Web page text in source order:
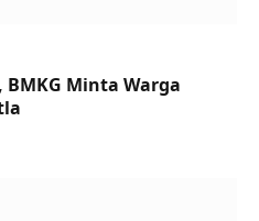
Minta Warga